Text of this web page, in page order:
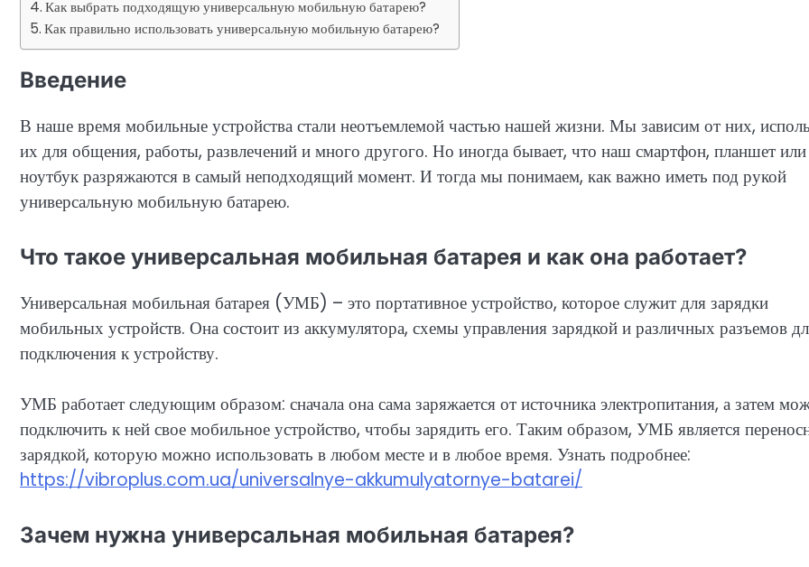
Как выбрать подходящую универсальную мобильную батарею?
Как правильно использовать универсальную мобильную батарею?
Введение
В наше время мобильные устройства стали неотъемлемой частью нашей жизни. Мы зависим от них,
их для общения, работы, развлечений и много другого. Но иногда бывает, что наш смартфон, планшет или
ноутбук разряжаются в самый неподходящий момент. И тогда мы понимаем, как важно иметь под рукой
универсальную мобильную батарею.
Что такое универсальная мобильная батарея и как она работает?
Универсальная мобильная батарея (УМБ) – это портативное устройство, которое служит для зарядки
мобильных устройств. Она состоит из аккумулятора, схемы управления зарядкой и различных разъемов
подключения к устройству.
УМБ работает следующим образом: сначала она сама заряжается от источника электропитания, а затем
подключить к ней свое мобильное устройство, чтобы зарядить его. Таким образом, УМБ является
зарядкой, которую можно использовать в любом месте и в любое время. Узнать подробнее:
https://vibroplus.com.ua/universalnye-akkumulyatornye-batarei/
Зачем нужна универсальная мобильная батарея?